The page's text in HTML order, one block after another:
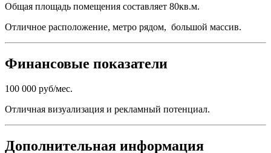
Общая площадь помещения составляет 80кв.м.
Отличное расположение, метро рядом, большой массив.
Финансовые показатели
100 000 руб/мес.
Отличная визуализация и рекламный потенциал.
Дополнительная информация